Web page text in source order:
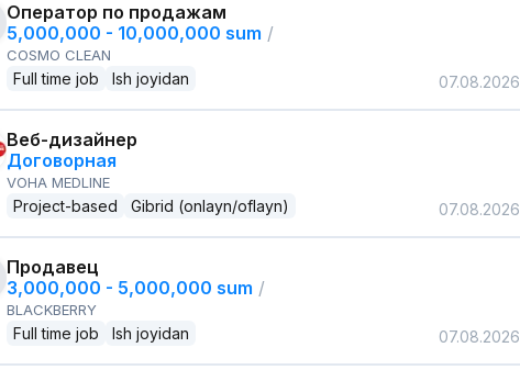
Оператор по продажам
5,000,000 - 10,000,000 sum /
COSMO CLEAN
Full time job Ish joyidan 07.08.2026
Веб-дизайнер
Договорная
VOHA MEDLINE
Project-based Gibrid (onlayn/oflayn) 07.08.2026
Продавец
3,000,000 - 5,000,000 sum /
BLACKBERRY
Full time job Ish joyidan 07.08.2026